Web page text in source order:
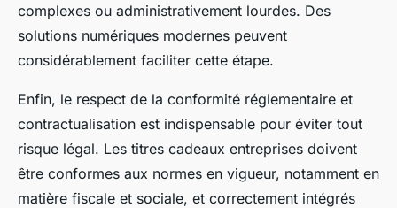
complexes ou administrativement lourdes. Des
solutions numériques modernes peuvent
considérablement faciliter cette étape.
Enfin, le respect de la conformité réglementaire et
contractualisation est indispensable pour éviter tout
risque légal. Les titres cadeaux entreprises doivent
être conformes aux normes en vigueur, notamment en
matière fiscale et sociale, et correctement intégrés